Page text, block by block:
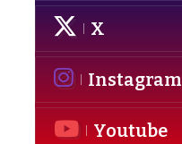
X
Instagram
Youtube